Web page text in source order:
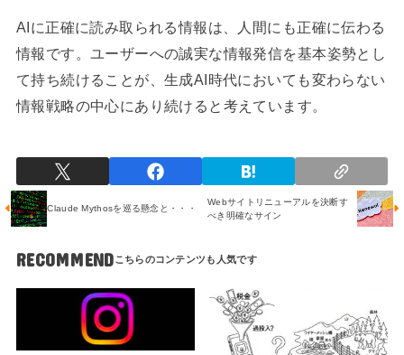
AIに正確に読み取られる情報は、人間にも正確に伝わる
情報です。ユーザーへの誠実な情報発信を基本姿勢とし
て持ち続けることが、生成AI時代においても変わらない
情報戦略の中心にあり続けると考えています。
Claude Mythosを巡る懸念と・・・
Webサイトリニューアルを決断す
べき明確なサイン
RECOMMEND